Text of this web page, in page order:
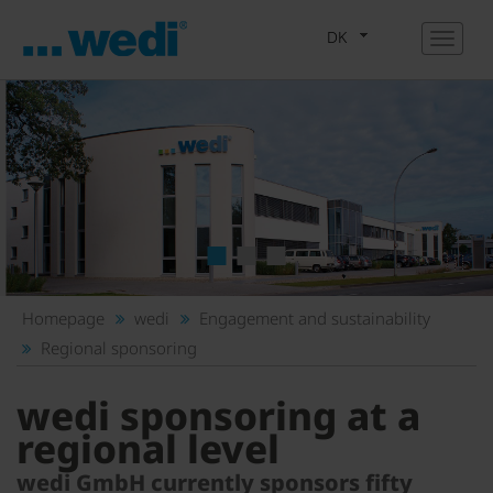
DK
Homepage wedi
Engagement and sustainability
Regional sponsoring
wedi sponsoring at a
regional level
wedi GmbH currently sponsors fifty